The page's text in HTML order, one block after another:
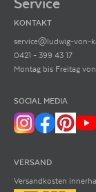
KONTAKT
service@ludwig-von-
0421 - 399 43 17
Montag bis Freitag
SOCIAL MEDIA
VERSAND
Versandkosten